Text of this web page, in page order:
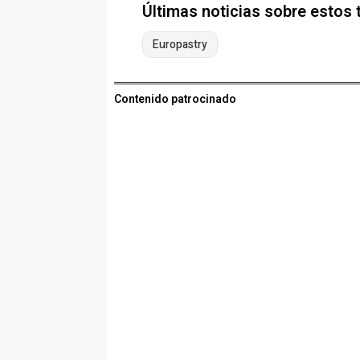
Últimas noticias sobre estos
Europastry
Contenido patrocinado